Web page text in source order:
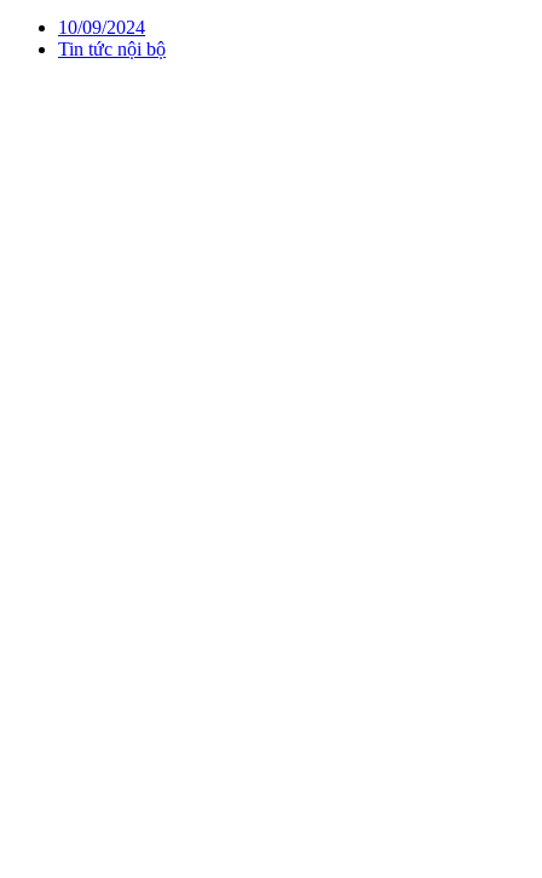
10/09/2024
Tin tức nội bộ